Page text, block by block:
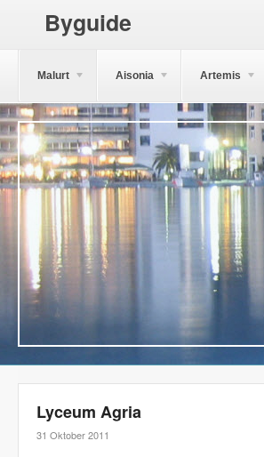
Byguide
Malurt Aisonia Artemis
Lyceum Agria
31 Oktober 2011